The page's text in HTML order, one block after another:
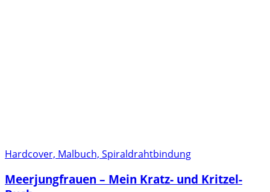
Hardcover, Malbuch, Spiraldrahtbindung
Meerjungfrauen – Mein Kratz- und Kritzel-